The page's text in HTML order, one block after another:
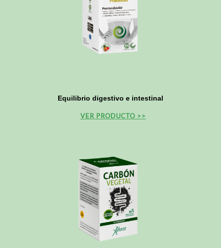
Equilibrio digestivo e intestinal
VER PRODUCTO >>